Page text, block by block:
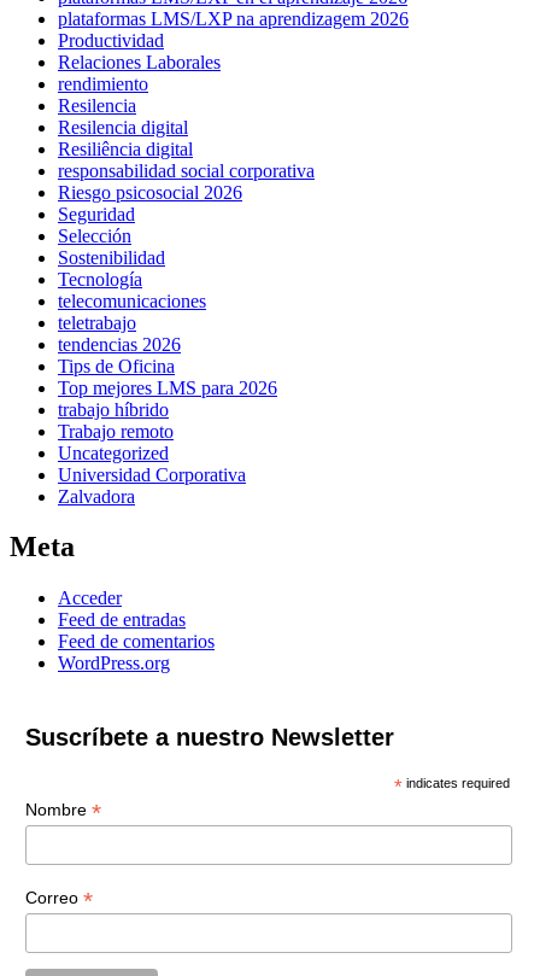
plataformas LMS/LXP na aprendizagem 2026
Productividad
Relaciones Laborales
rendimiento
Resilencia
Resilencia digital
Resiliência digital
responsabilidad social corporativa
Riesgo psicosocial 2026
Seguridad
Selección
Sostenibilidad
Tecnología
telecomunicaciones
teletrabajo
tendencias 2026
Tips de Oficina
Top mejores LMS para 2026
trabajo híbrido
Trabajo remoto
Uncategorized
Universidad Corporativa
Zalvadora
Meta
Acceder
Feed de entradas
Feed de comentarios
WordPress.org
Suscríbete a nuestro Newsletter
* indicates required
Nombre *
Correo *